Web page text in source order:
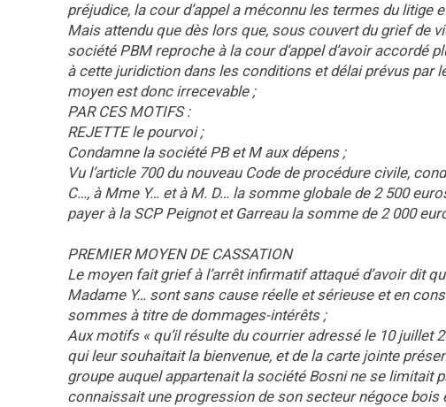
préjudice, la cour d’appel a méconnu les termes du
Mais attendu que dès lors que, sous couvert du grief de
société PBM reproche à la cour d’appel d’avoir accordé
à cette juridiction dans les conditions et délai prévus par
moyen est donc irrecevable ;
PAR CES MOTIFS :
REJETTE le pourvoi ;
Condamne la société PB et M aux dépens ;
Vu l’article 700 du nouveau Code de procédure civile,
C…, à Mme Y… et à M. D… la somme globale de 2 500
payer à la SCP Peignot et Garreau la somme de 2 000
PREMIER MOYEN DE CASSATION
Le moyen fait grief à l’arrêt infirmatif attaqué d’avoir dit
Madame Y… sont sans cause réelle et sérieuse et en
sommes à titre de dommages-intérêts ;
Aux motifs « qu’il résulte du courrier adressé le 10 juillet
qui leur souhaitait la bienvenue, et de la carte jointe
groupe auquel appartenait la société Bosni ne se limitait
connaissait une progression de son secteur négoce